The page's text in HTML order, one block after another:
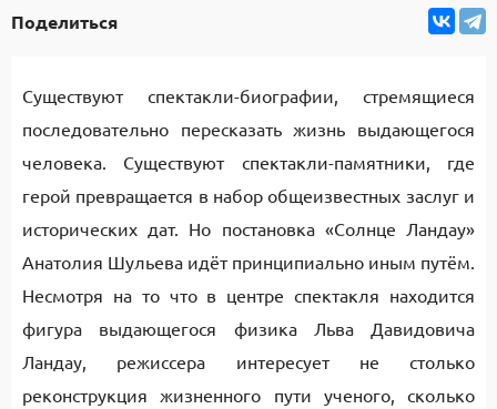
Поделиться
Существуют спектакли-биографии, стремящиеся
последовательно пересказать жизнь выдающегося
человека. Существуют спектакли-памятники, где
герой превращается в набор общеизвестных заслуг и
исторических дат. Но постановка «Солнце Ландау»
Анатолия Шульева идёт принципиально иным путём.
Несмотря на то что в центре спектакля находится
фигура выдающегося физика Льва Давидовича
Ландау, режиссера интересует не столько
реконструкция жизненного пути ученого, сколько